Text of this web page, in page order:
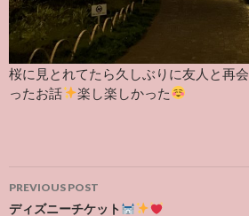
桜に見とれてたら久しぶりに友人と再会
ったお話
楽し楽しかった
Post
PREVIOUS POST
ディズニーチケット